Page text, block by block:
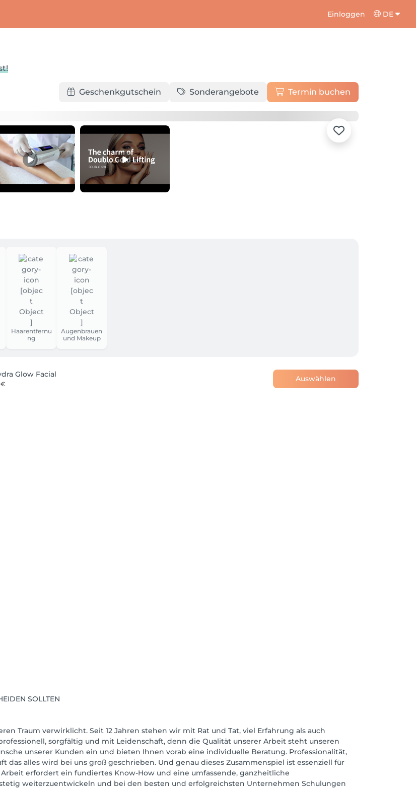
Einloggen DE
Geschenkgutschein Sonderangebote Termin buchen
Haarentfernu
ng
Augenbrauen
und Makeup
Glow Facial
€
Auswählen
SOLLTEN
Traum verwirklicht. Seit 12 Jahren stehen wir mit Rat und Tat, viel Erfahrung als auch
sorgfältig und mit Leidenschaft, denn die Qualität unserer Arbeit steht unseren
unserer Kunden ein und bieten Ihnen vorab eine individuelle Beratung. Professionalität,
das alles wird bei uns groß geschrieben. Und genau dieses Zusammenspiel ist essenziell für
erfordert ein fundiertes Know-How und eine umfassende, ganzheitliche
stetig weiterzuentwickeln und bei den besten und erfolgreichsten Unternehmen Schulungen